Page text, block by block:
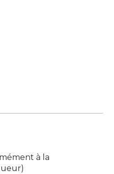
à la